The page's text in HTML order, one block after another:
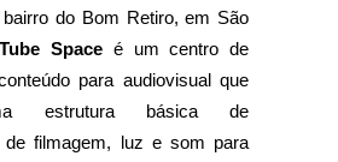
bairro do Bom Retiro, em São
Space é um centro de
para audiovisual que
estrutura básica de
de filmagem, luz e som para